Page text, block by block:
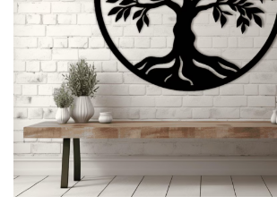
Glisiere / feronerii
Feroneriile PergoLino®
Glisiere din aluminiu
Glisiere compozit HDPE
Accesorii